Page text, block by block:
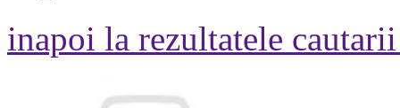
inapoi la rezultatele